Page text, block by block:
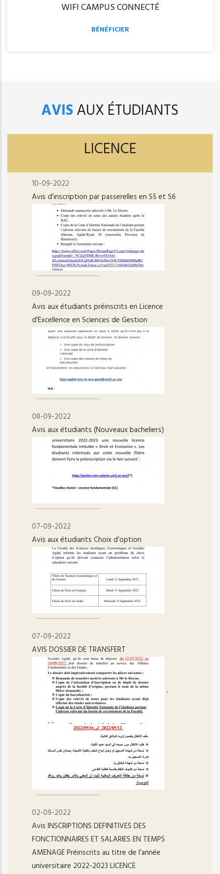
WIFI CAMPUS CONNECTÉ
BÉNÉFICIER
AVISAUX ÉTUDIANTS
LICENCE
10-09-2022
Avis d’inscription par passerelles en S5 et S6
09-09-2022
Avis aux étudiants préinscrits en Licence
d'Excellence en Sciences de Gestion
08-09-2022
Avis aux étudiants (Nouveaux bacheliers)
07-09-2022
Avis aux étudiants Choix d’option
07-09-2022
AVIS DOSSIER DE TRANSFERT
,
02-09-2022
Avis INSCRIPTIONS DEFINITIVES DES
FONCTIONNAIRES ET SALARIES EN TEMPS
AMENAGE Préinscrits au titre de l’année
universitaire 2022-2023 LICENCE